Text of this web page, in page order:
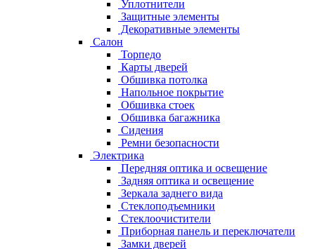
Уплотнители
Защитные элементы
Декоративные элементы
Салон
Торпедо
Карты дверей
Обшивка потолка
Напольное покрытие
Обшивка стоек
Обшивка багажника
Сидения
Ремни безопасности
Электрика
Передняя оптика и освещение
Задняя оптика и освещение
Зеркала заднего вида
Стеклоподъемники
Стеклоочистители
Приборная панель и переключатели
Замки дверей